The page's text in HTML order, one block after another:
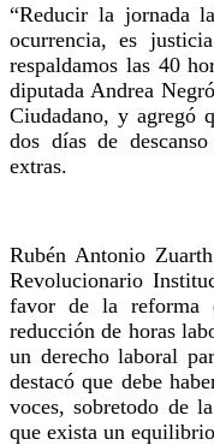
“Reducir la jornada
ocurrencia, es
respaldamos las 40
diputada Andrea
Ciudadano, y agregó
dos días de
extras.
Rubén Antonio
Revolucionario
favor de la reforma
reducción de horas
un derecho laboral
destacó que debe
voces, sobretodo de
que exista un